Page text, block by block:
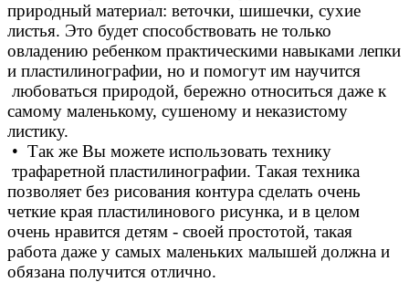
природный материал: веточки, шишечки, сухие
листья. Это будет способствовать не только
овладению ребенком практическими навыками лепки
и пластилинографии, но и помогут им научится
любоваться природой, бережно относиться даже к
самому маленькому, сушеному и неказистому
листику.
• Так же Вы можете использовать технику
трафаретной пластилинографии. Такая техника
позволяет без рисования контура сделать очень
четкие края пластилинового рисунка, и в целом
очень нравится детям - своей простотой, такая
работа даже у самых маленьких малышей должна и
обязана получится отлично.